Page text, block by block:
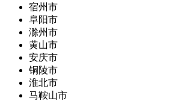
宿州市
阜阳市
滁州市
黄山市
安庆市
铜陵市
淮北市
马鞍山市